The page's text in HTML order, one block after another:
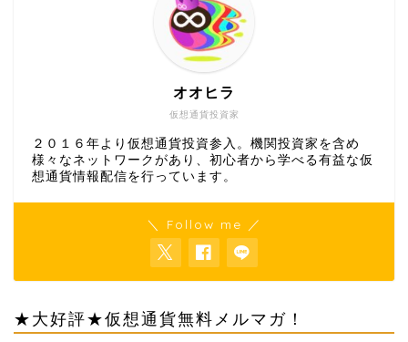
仮想通貨投資家
オオヒラ
２０１６年より仮想通貨投資参入。機関投資家を含め
様々なネットワークがあり、初心者から学べる有益な仮
想通貨情報配信を行っています。
＼ Follow me ／
★大好評★仮想通貨無料メルマガ！